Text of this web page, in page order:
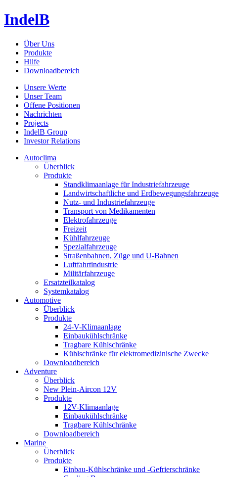
IndelB
Über Uns
Produkte
Hilfe
Downloadbereich
Unsere Werte
Unser Team
Offene Positionen
Nachrichten
Projects
IndelB Group
Investor Relations
Autoclima
Überblick
Produkte
Standklimaanlage für Industriefahrzeuge
Landwirtschaftliche und Erdbewegungsfahrzeuge
Nutz- und Industriefahrzeuge
Transport von Medikamenten
Elektrofahrzeuge
Freizeit
Kühlfahrzeuge
Spezialfahrzeuge
Straßenbahnen, Züge und U-Bahnen
Luftfahrtindustrie
Militärfahrzeuge
Ersatzteilkatalog
Systemkatalog
Automotive
Überblick
Produkte
24-V-Klimaanlage
Einbaukühlschränke
Tragbare Kühlschränke
Kühlschränke für elektromedizinische Zwecke
Downloadbereich
Adventure
Überblick
New Plein-Aircon 12V
Produkte
12V-Klimaanlage
Einbaukühlschränke
Tragbare Kühlschränke
Downloadbereich
Marine
Überblick
Produkte
Einbau-Kühlschränke und -Gefrierschränke